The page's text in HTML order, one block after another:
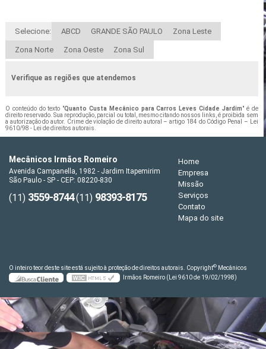
Selecione: ABCD GRANDE SÃO PAULO Zona Leste
Zona Norte Zona Oeste Zona Sul
Verifique as regiões que atendemos
O conteúdo do texto "Quanto Custa Mecânico para Carros Leves Cidade Jardim" é de
direito reservado. Sua reprodução, parcial ou total, mesmo citando nossos links, é proibida sem
a autorização do autor. Crime de violação de direito autoral – artigo 184 do Código Penal – Lei
9610/98 - Lei de direitos autorais.
Mecânicos Irmãos Romeiro
Avenida Campanella, 1982 - Jardim Itapemirim
São Paulo - SP - CEP: 08220-830
(11) 3559-8744(11) 98393-8175
Home
Empresa
Missão
Serviços
Contato
Mapa do site
O inteiro teor deste site está sujeito à proteção de direitos autorais. Copyright© Mecânicos
Irmãos Romeiro (Lei 9610 de 19/02/1998)